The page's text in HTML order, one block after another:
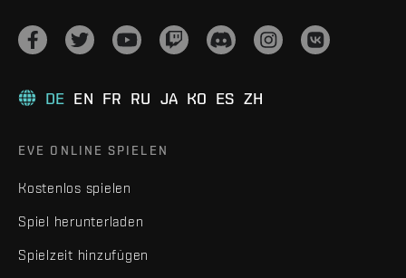
DE EN FR RU JA KO ES ZH
EVE ONLINE SPIELEN
Kostenlos spielen
Spiel herunterladen
Spielzeit hinzufügen